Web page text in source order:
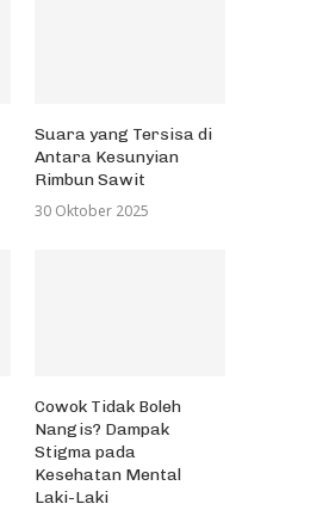
Suara yang Tersisa di
Antara Kesunyian
Rimbun Sawit
30 Oktober 2025
Cowok Tidak Boleh
Nangis? Dampak
Stigma pada
Kesehatan Mental
Laki-Laki